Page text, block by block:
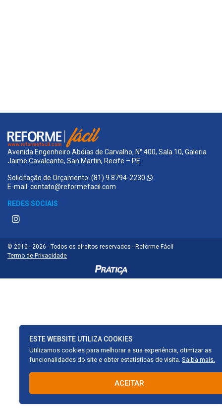
Avenida Engenheiro Abdias de Carvalho, N° 400, Sala 10, Galeria
Jaime Cavalcante, San Martin, Recife – PE.
Solicitação de Orçamento: (81) 9.8794-2230
E-mail: contato@reformefacil.com
REDES SOCIAIS
© 2010 - 2026 - Todos os direitos reservados - Reforme Fácil
Termo de Privacidade
ESTE WEBSITE UTILIZA COOKIES
Utilizamos cookies para melhorar a sua experiência, otimizar as
funcionalidades do site e obter estatísticas de visita.Saiba mais.
ACEITAR